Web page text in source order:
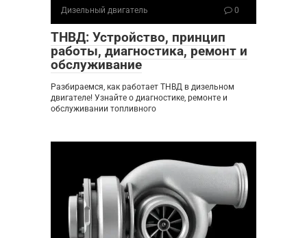
Дизельный двигатель 0
ТНВД: Устройство, принцип
работы, диагностика, ремонт и
обслуживание
Разбираемся, как работает ТНВД в дизельном
двигателе! Узнайте о диагностике, ремонте и
обслуживании топливного